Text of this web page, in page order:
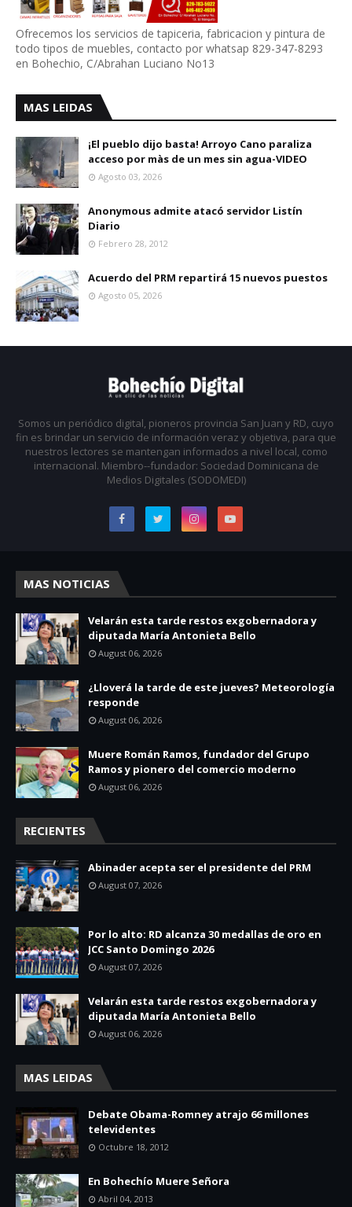
Ofrecemos los servicios de tapiceria, fabricacion y pintura de
todo tipos de muebles, contacto por whatsap 829-347-8293
en Bohechio, C/Abrahan Luciano No13
MAS LEIDAS
¡El pueblo dijo basta! Arroyo Cano paraliza
acceso por màs de un mes sin agua-VIDEO
Agosto 03, 2026
Anonymous admite atacó servidor Listín
Diario
Febrero 28, 2012
Acuerdo del PRM repartirá 15 nuevos puestos
Agosto 05, 2026
Somos un periódico digital, pioneros provincia San Juan y RD, cuyo
fin es brindar un servicio de información veraz y objetiva, para que
nuestros lectores se mantengan informados a nivel local, como
internacional. Miembro--fundador: Sociedad Dominicana de
Medios Digitales (SODOMEDI)
MAS NOTICIAS
Velarán esta tarde restos exgobernadora y
diputada María Antonieta Bello
August 06, 2026
¿Lloverá la tarde de este jueves? Meteorología
responde
August 06, 2026
Muere Román Ramos, fundador del Grupo
Ramos y pionero del comercio moderno
August 06, 2026
RECIENTES
Abinader acepta ser el presidente del PRM
August 07, 2026
Por lo alto: RD alcanza 30 medallas de oro en
JCC Santo Domingo 2026
August 07, 2026
Velarán esta tarde restos exgobernadora y
diputada María Antonieta Bello
August 06, 2026
MAS LEIDAS
Debate Obama-Romney atrajo 66 millones
televidentes
Octubre 18, 2012
En Bohechío Muere Señora
Abril 04, 2013